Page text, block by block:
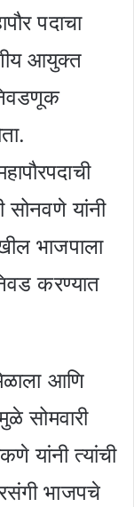
पदाचा
आयुक्त
सोनवणे यांनी
भाजपाला
करण्यात
आणि
सोमवारी
यांनी त्यांची
भाजपचे